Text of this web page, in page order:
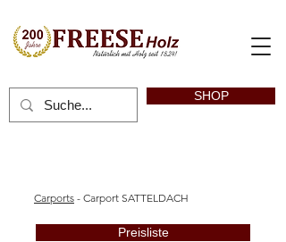
SHOP
Carports - Carport SATTELDACH
Preisliste